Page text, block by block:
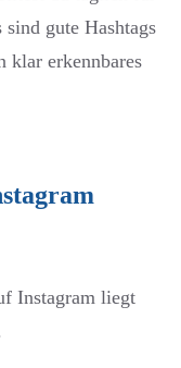
gute Hashtags
klar erkennbares
Instagram liegt